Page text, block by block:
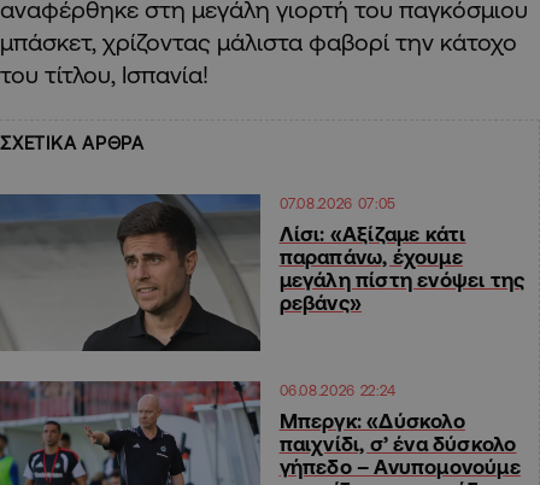
αναφέρθηκε στη μεγάλη γιορτή του παγκόσμιου
μπάσκετ, χρίζοντας μάλιστα φαβορί την κάτοχο
του τίτλου, Ισπανία!
ΣΧΕΤΙΚΑ ΑΡΘΡΑ
07.08.2026 07:05
Λίσι: «Αξίζαμε κάτι
παραπάνω, έχουμε
μεγάλη πίστη ενόψει της
ρεβάνς»
06.08.2026 22:24
Μπεργκ: «Δύσκολο
παιχνίδι, σ’ ένα δύσκολο
γήπεδο – Ανυπομονούμε